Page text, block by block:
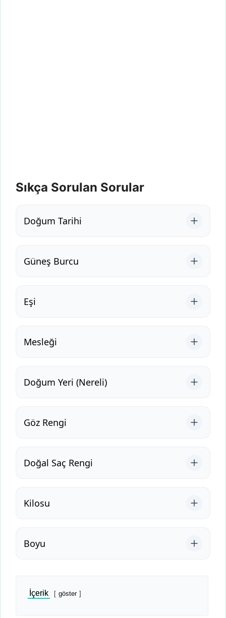
Sıkça Sorulan Sorular
Doğum Tarihi
Güneş Burcu
Eşi
Mesleği
Doğum Yeri (Nereli)
Göz Rengi
Doğal Saç Rengi
Kilosu
Boyu
İçerik göster